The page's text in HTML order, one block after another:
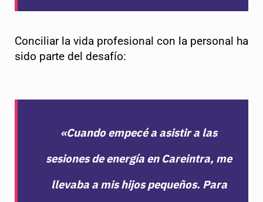
Conciliar la vida profesional con la personal ha
sido parte del desafío:
«Cuando empecé a asistir a las
sesiones de energía en Careintra, me
llevaba a mis hijos pequeños. Para